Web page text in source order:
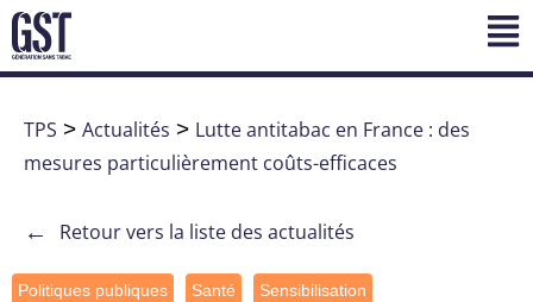
TPS > Actualités > Lutte antitabac en France : des
mesures particulièrement coûts-efficaces
← Retour vers la liste des actualités
Politiques publiques Santé Sensibilisation